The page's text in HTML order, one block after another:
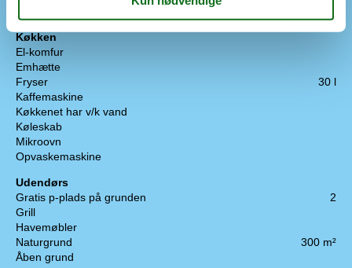
Køkken
El-komfur
Emhætte
Fryser
30 l
Kaffemaskine
Køkkenet har v/k vand
Køleskab
Mikroovn
Opvaskemaskine
Udendørs
Gratis p-plads på grunden
2
Grill
Havemøbler
Naturgrund
300 m²
Åben grund